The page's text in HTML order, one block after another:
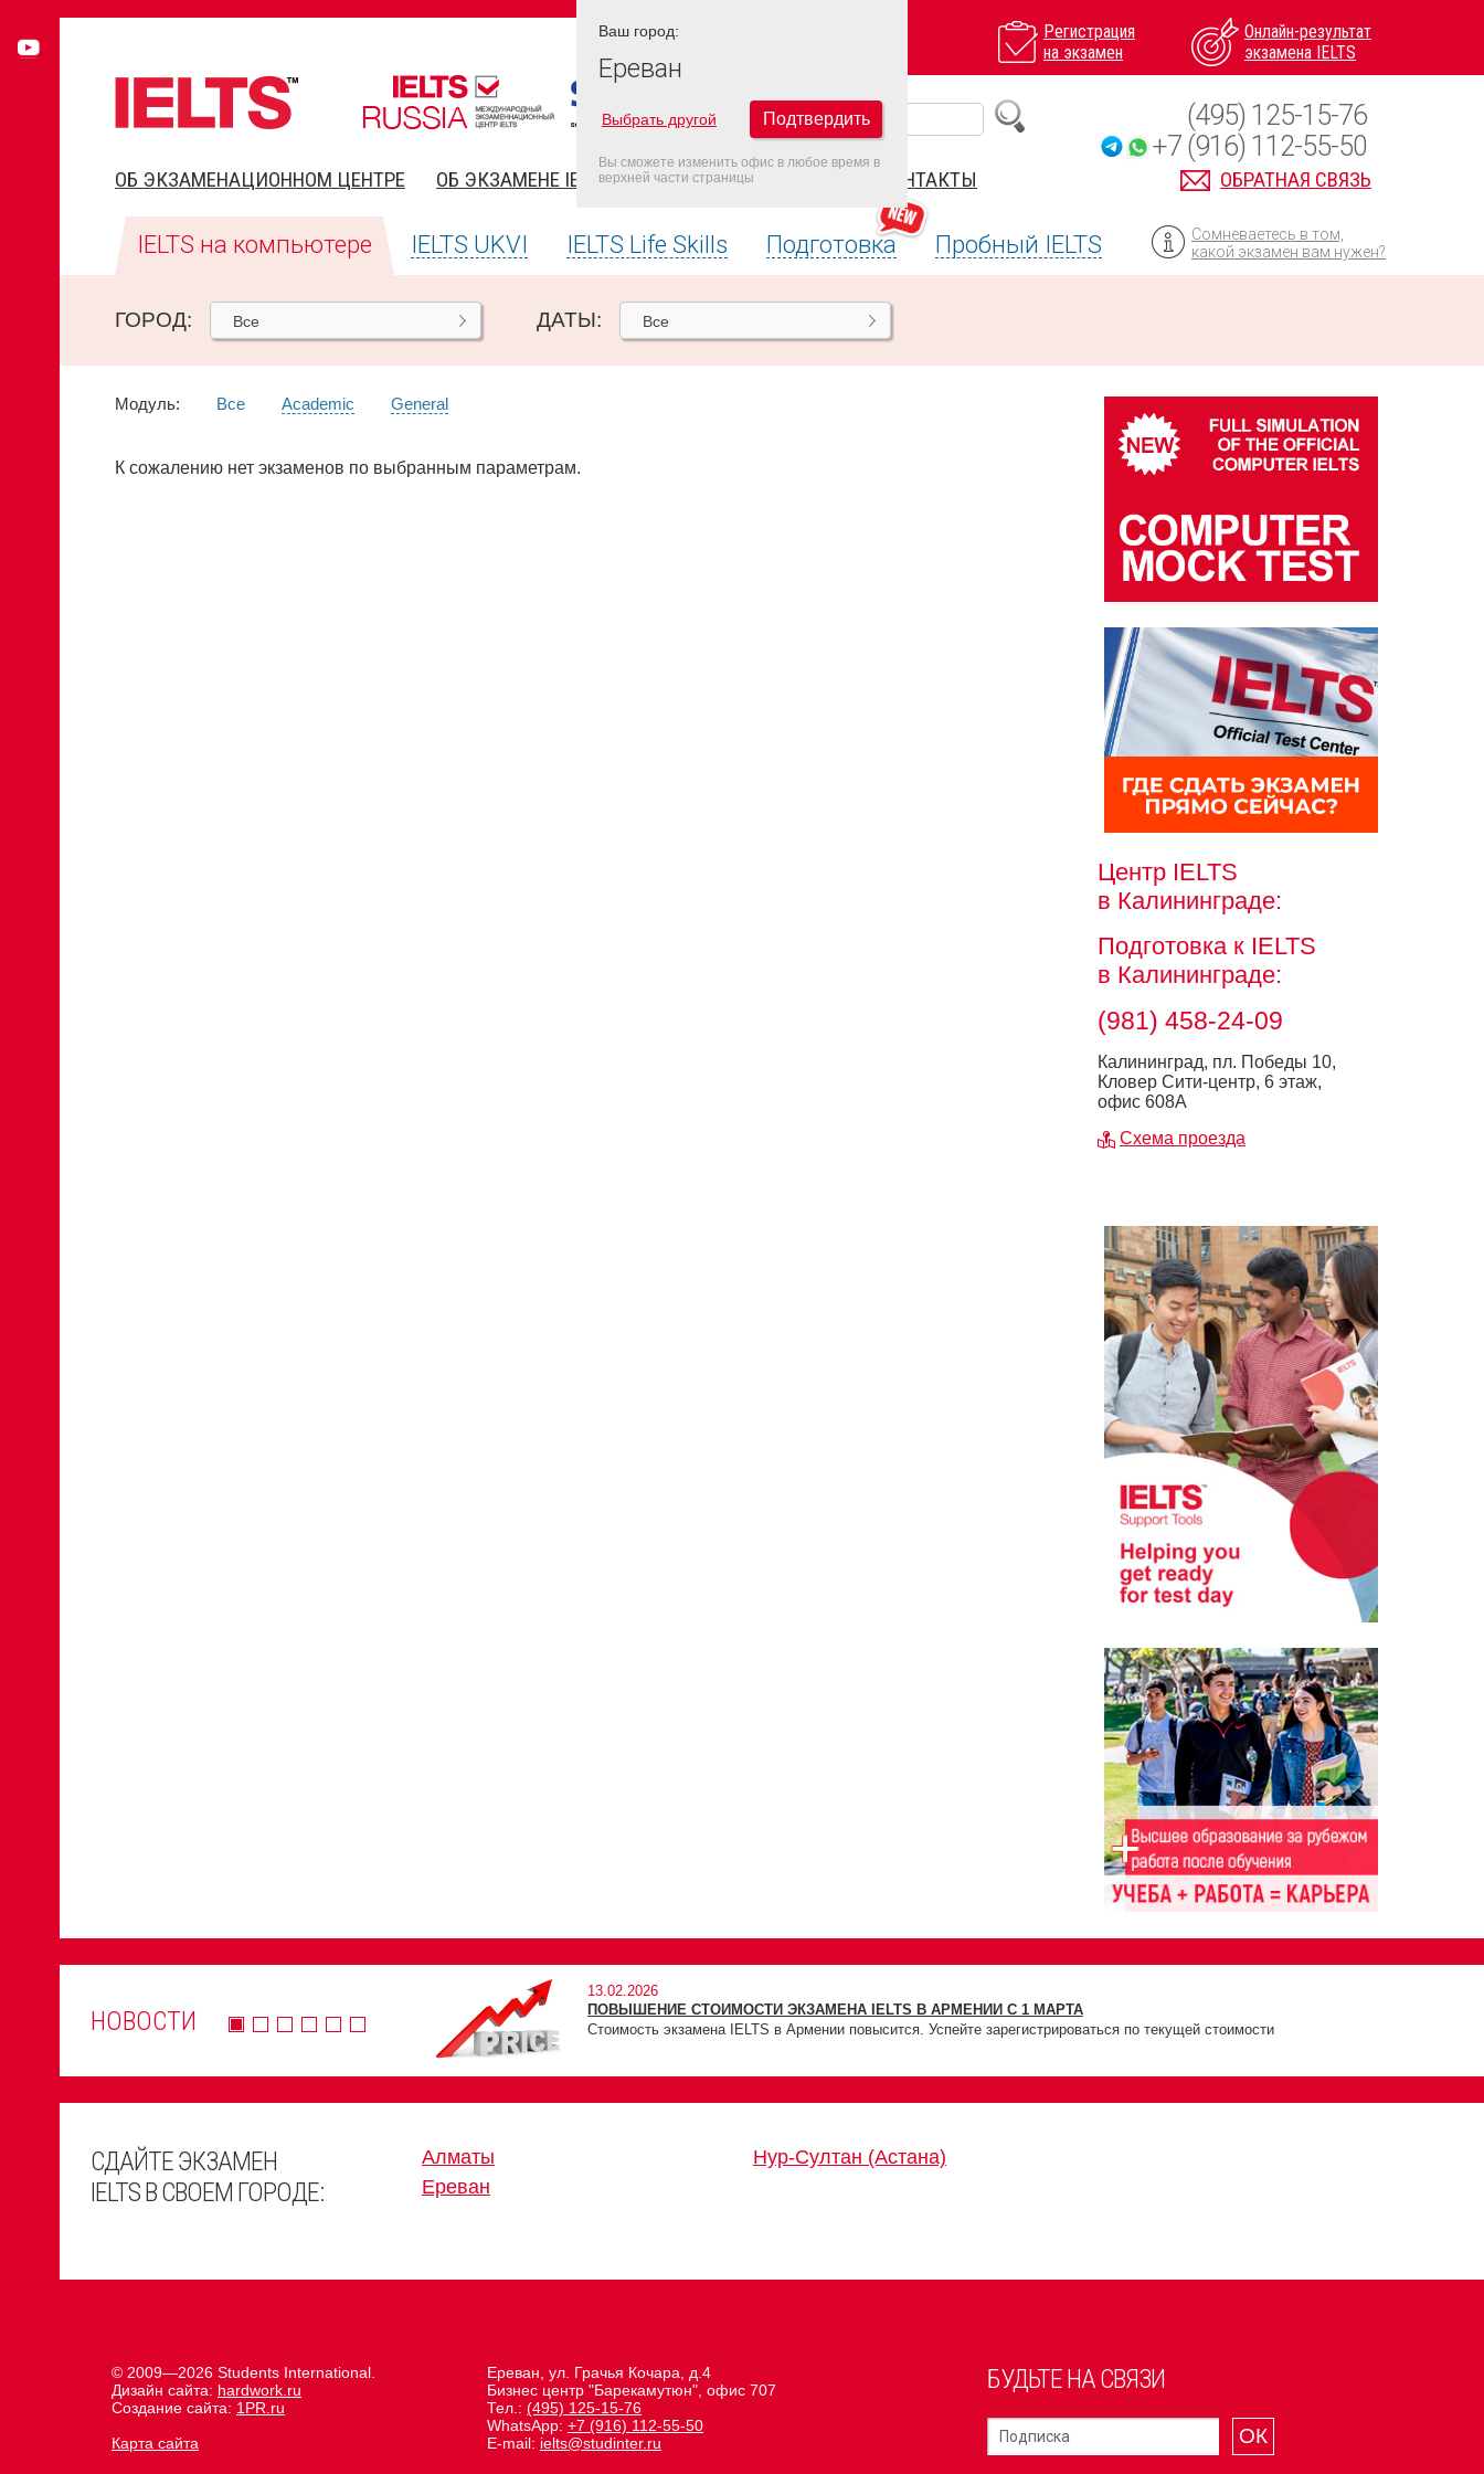
Регистрация
на экзамен
Онлайн-результат
экзамена IELTS
ОБ ЭКЗАМЕНАЦИОННОМ ЦЕНТРЕ ОБ ЭКЗАМЕНЕ IELTS FAQ ДАТЫ IELTS 2026 КОНТАКТЫ ОБРАТНАЯ СВЯЗЬ
(495) 125-15-76
+7 (916) 112-55-50
IELTS на компьютере IELTS UKVI IELTS Life Skills Подготовка Пробный IELTS
Сомневаетесь в том,
какой экзамен вам нужен?
ГОРОД: Все ДАТЫ: Все
Модуль: Все Academic General
К сожалению нет экзаменов по выбранным параметрам.
Центр IELTS
в Калининграде:
Подготовка к IELTS
в Калининграде:
(981) 458-24-09
Калининград, пл. Победы 10,
Кловер Сити-центр, 6 этаж,
офис 608А
Схема проезда
НОВОСТИ
13.02.2026
ПОВЫШЕНИЕ СТОИМОСТИ ЭКЗАМЕНА IELTS В АРМЕНИИ С 1 МАРТА
Стоимость экзамена IELTS в Армении повысится. Успейте зарегистрироваться по текущей стоимости
СДАЙТЕ ЭКЗАМЕН
IELTS В СВОЕМ ГОРОДЕ:
Алматы
Ереван
Нур-Султан (Астана)
БУДЬТЕ НА СВЯЗИ
ОК
Ереван, ул. Грачья Кочара, д.4
Бизнес центр "Барекамутюн", офис 707
Тел.: (495) 125-15-76
WhatsApp: +7 (916) 112-55-50
E-mail: ielts@studinter.ru
© 2009—2026 Students International.
Дизайн сайта: hardwork.ru
Создание сайта: 1PR.ru
Карта сайта
Ваш город:
Ереван
Выбрать другой Подтвердить
Вы сможете изменить офис в любое время в
верхней части страницы